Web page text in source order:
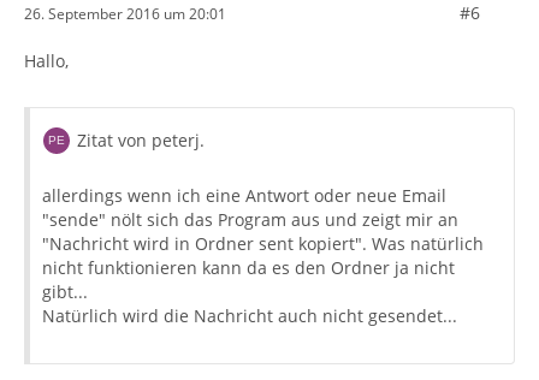
26. September 2016 um 20:01 #6
Hallo,
Zitat von peterj.
allerdings wenn ich eine Antwort oder neue Email
"sende" nölt sich das Program aus und zeigt mir an
"Nachricht wird in Ordner sent kopiert". Was natürlich
nicht funktionieren kann da es den Ordner ja nicht
gibt...
Natürlich wird die Nachricht auch nicht gesendet...